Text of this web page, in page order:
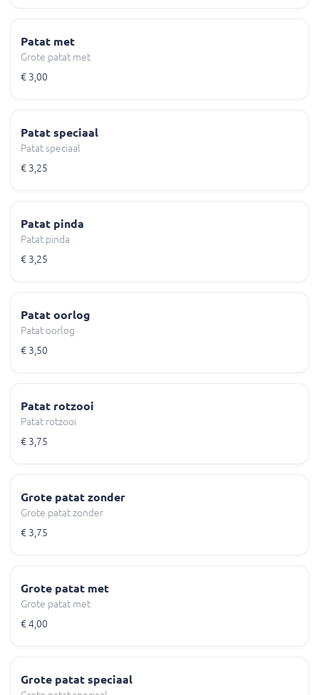
Patat met
Grote patat met
€ 3,00
Patat speciaal
Patat speciaal
€ 3,25
Patat pinda
Patat pinda
€ 3,25
Patat oorlog
Patat oorlog
€ 3,50
Patat rotzooi
Patat rotzooi
€ 3,75
Grote patat zonder
Grote patat zonder
€ 3,75
Grote patat met
Grote patat met
€ 4,00
Grote patat speciaal